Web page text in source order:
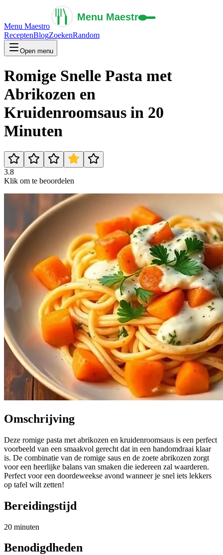
Menu Maestro
ReceptenBlogZoekenRandom
Open menu
Romige Snelle Pasta met
Abrikozen en
Kruidenroomsaus in 20
Minuten
3.8
Klik om te beoordelen
Omschrijving
Deze romige pasta met abrikozen en kruidenroomsaus is een perfect
voorbeeld van een smaakvol gerecht dat in een handomdraai klaar
is. De combinatie van de romige saus en de zoete abrikozen zorgt
voor een heerlijke balans van smaken die iedereen zal waarderen.
Perfect voor een doordeweekse avond wanneer je snel iets lekkers
op tafel wilt zetten!
Bereidingstijd
20 minuten
Benodigdheden